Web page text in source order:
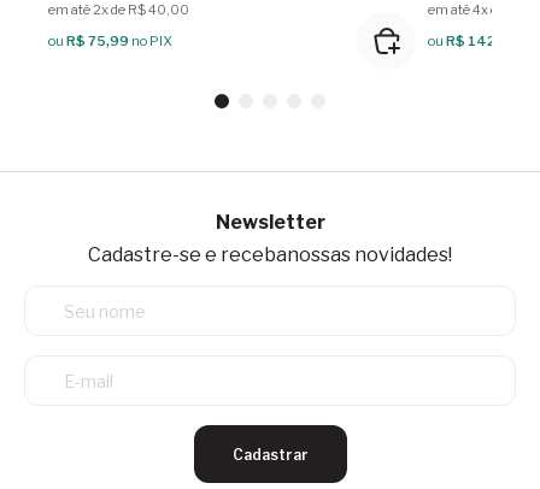
em até 2x de R$ 40,00
ou R$ 75,99 no PIX
em até 4x de R$
ou R$ 142,49
Newsletter
Cadastre-se e recebanossas novidades!
Cadastrar